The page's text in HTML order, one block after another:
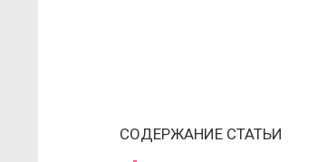
СОДЕРЖАНИЕ СТАТЬИ